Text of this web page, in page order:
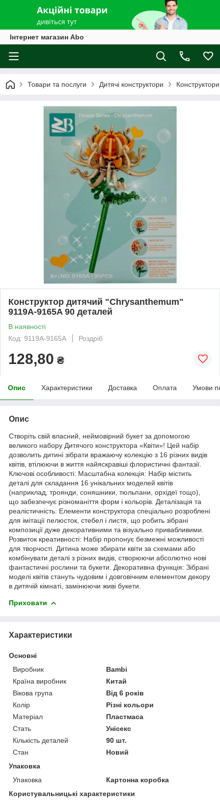
Інтернет магазин Abo
Товари та послуги Дитячі конструктори
Конструктор дитячий "Chrysanthemum"
9119A-9165A 90 деталей
В наявності
Код: 9119A-9165A
Роздріб
128,80 ₴
Опис Характеристики Доставка Оплата Умови
Опис
Створіть свій власний, неймовірний букет за допомогою
великого набору Дитячого конструктора «Квіти»! Цей набір
дозволить дитині зібрати вражаючу колекцію з 16 різних видів
квітів, втілюючи в життя найяскравіші флористичні фантазії.
Ключові особливості: Масштабна колекція: Набір містить
деталі для складання 16 унікальних моделей квітів
(наприклад, троянди, соняшники, тюльпани, орхідеї тощо),
що забезпечує різноманіття форм і кольорів. Деталізація та
реалістичність: Елементи конструктора спеціально розроблені
для імітації пелюсток, стебел і листя, що робить зібрані
композиції дуже декоративними та візуально привабливими.
Розвиток креативності: Набір пропонує безмежні можливості
для творчості. Дитина може збирати квіти за схемами або
комбінувати деталі з різних видів, створюючи абсолютно нові
фантастичні рослини та букети. Декоративна функція: Зібрані
моделі квітів стануть чудовим і довговічним елементом декору
в дитячій кімнаті, замінюючи живі букети.
Приховати
Характеристики
Основні
Виробник
Bambi
Країна виробник
Китай
Вікова група
Від 6 років
Колір
Різні кольори
Матеріал
Пластмаса
Стать
Унісекс
Кількість деталей
90 шт.
Стан
Новий
Упаковка
Упаковка
Картонна коробка
Користувальницькі характеристики